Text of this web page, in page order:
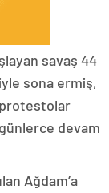
savaş 44
sona ermiş,
protestolar
devam
Ağdam’a